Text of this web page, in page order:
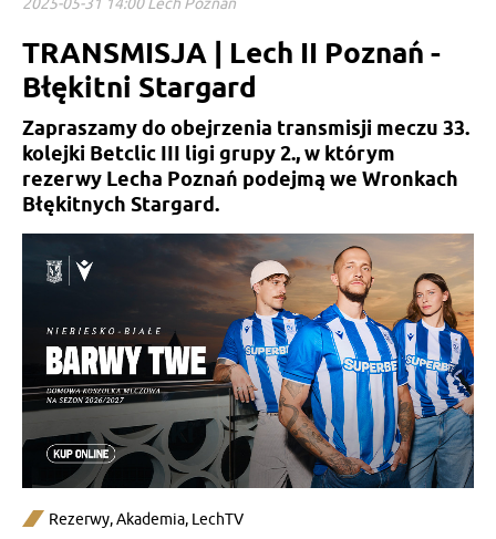
2025-05-31 14:00 Lech Poznań
TRANSMISJA | Lech II Poznań -
Błękitni Stargard
Zapraszamy do obejrzenia transmisji meczu 33.
kolejki Betclic III ligi grupy 2., w którym
rezerwy Lecha Poznań podejmą we Wronkach
Błękitnych Stargard.
Rezerwy,Akademia, LechTV